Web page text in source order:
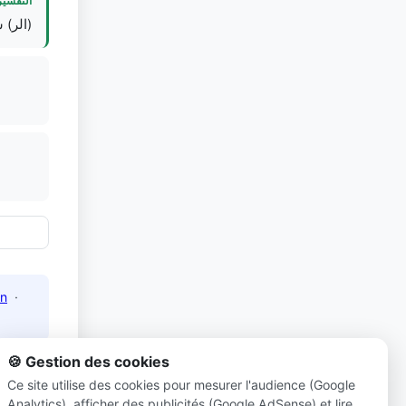
·
🍪 Gestion des cookies
Ce site utilise des cookies pour mesurer l'audience (Google